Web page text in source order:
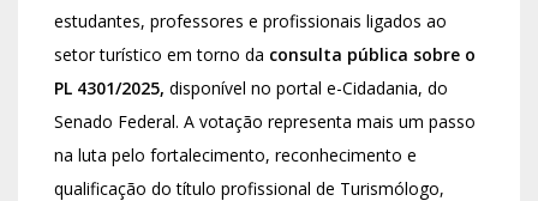
estudantes, professores e profissionais ligados ao
setor turístico em torno da consulta pública sobre o
PL 4301/2025, disponível no portal e-Cidadania, do
Senado Federal. A votação representa mais um passo
na luta pelo fortalecimento, reconhecimento e
qualificação do título profissional de Turismólogo,